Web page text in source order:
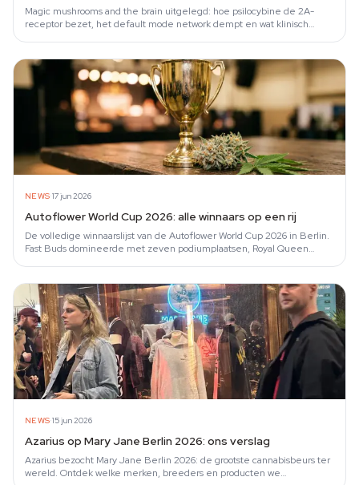
Magic mushrooms and the brain uitgelegd: hoe psilocybine de 2A-
receptor bezet, het default mode network dempt en wat klinisch
NEWS·17 jun 2026
Autoflower World Cup 2026: alle winnaars op een rij
De volledige winnaarslijst van de Autoflower World Cup 2026 in Berlin.
Fast Buds domineerde met zeven podiumplaatsen, Royal Queen
NEWS·15 jun 2026
Azarius op Mary Jane Berlin 2026: ons verslag
Azarius bezocht Mary Jane Berlin 2026: de grootste cannabisbeurs ter
wereld. Ontdek welke merken, breeders en producten we